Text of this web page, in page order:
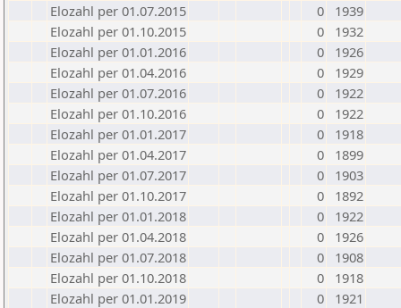
Elozahl per 01.07.2015
0
1939
Elozahl per 01.10.2015
0
1932
Elozahl per 01.01.2016
0
1926
Elozahl per 01.04.2016
0
1929
Elozahl per 01.07.2016
0
1922
Elozahl per 01.10.2016
0
1922
Elozahl per 01.01.2017
0
1918
Elozahl per 01.04.2017
0
1899
Elozahl per 01.07.2017
0
1903
Elozahl per 01.10.2017
0
1892
Elozahl per 01.01.2018
0
1922
Elozahl per 01.04.2018
0
1926
Elozahl per 01.07.2018
0
1908
Elozahl per 01.10.2018
0
1918
Elozahl per 01.01.2019
0
1921